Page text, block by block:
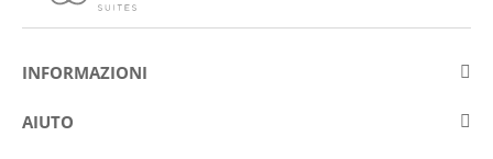
INFORMAZIONI
Su Eurostars Hotel Company
AIUTO